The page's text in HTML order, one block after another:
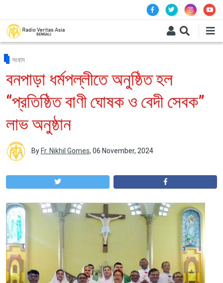
সংবাদ
বনপাড়া ধর্মপল্লীতে অনুষ্ঠিত হল
“প্রতিষ্ঠিত বাণী ঘোষক ও বেদী সেবক”
লাভ অনুষ্ঠান
By Fr. Nikhil Gomes, 06 November, 2024